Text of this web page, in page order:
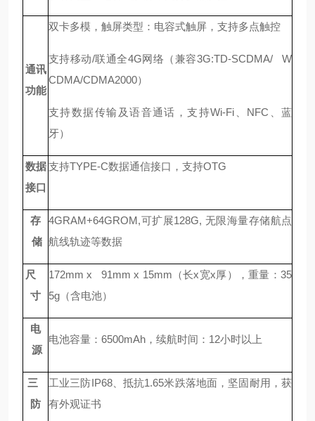
通讯
功能
双卡多模，触屏类型：电容式触屏，支持多点触控
支持移动/联通全4G网络（兼容3G:TD-SCDMA/ W
CDMA/CDMA2000）
支持数据传输及语音通话，支持Wi-Fi、NFC、蓝
牙）
数据
接口
支持TYPE-C数据通信接口，支持OTG
存
储
4GRAM+64GROM,可扩展128G, 无限海量存储航点
航线轨迹等数据
尺
寸
172mm x 91mm x 15mm（长x宽x厚），重量：35
5g（含电池）
电
源
电池容量：6500mAh，续航时间：12小时以上
三
防
工业三防IP68、抵抗1.65米跌落地面，坚固耐用， 获
有外观证书